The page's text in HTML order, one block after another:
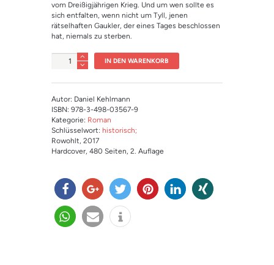
vom Dreißigjährigen Krieg. Und um wen sollte es
sich entfalten, wenn nicht um Tyll, jenen
rätselhaften Gaukler, der eines Tages beschlossen
hat, niemals zu sterben.
Anzahl IN DEN WARENKORB
Autor: Daniel Kehlmann
ISBN: 978-3-498-03567-9
Kategorie: Roman
Schlüsselwort: historisch;
Rowohlt, 2017
Hardcover, 480 Seiten, 2. Auflage
teilen teilen twitter